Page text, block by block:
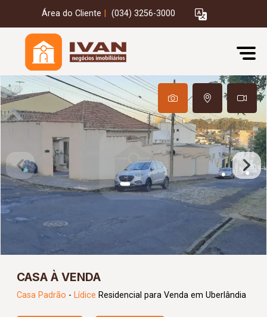
Área do Cliente (034) 3256-3000
CASA À VENDA
Casa Padrão - Lídice Residencial para Venda em Uberlândia